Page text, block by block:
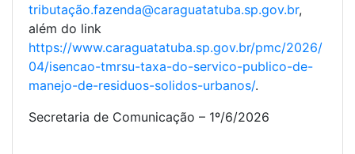
tributação.fazenda@caraguatatuba.sp.gov.br,
além do link
https://www.caraguatatuba.sp.gov.br/pmc/2026/
04/isencao-tmrsu-taxa-do-servico-publico-de-
manejo-de-residuos-solidos-urbanos/.
Secretaria de Comunicação – 1º/6/2026